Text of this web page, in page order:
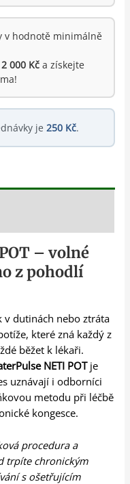
v hodnotě minimálně
2 000 Kča získejte
je 250 Kč.
– volné
z pohodlí
v dutinách nebo ztráta
které zná každý z
běžet k lékaři.
NETI POTje
uznávají i odborníci
metodu při léčbě
kongesce.
procedura a
trpíte chronickým
s ošetřujícím